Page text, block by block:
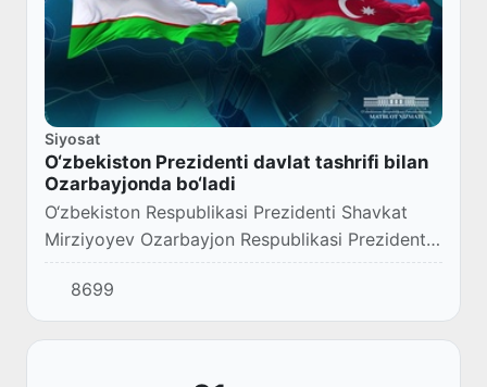
Siyosat
O‘zbekiston Prezidenti davlat tashrifi bilan
Ozarbayjonda bo‘ladi
O‘zbekiston Respublikasi Prezidenti Shavkat
Mirziyoyev Ozarbayjon Respublikasi Prezidenti
Ilhom Aliyevning taklifiga binoan 2-4-iyul kunlari
davlat tashrifi bilan ushbu mamlakatda...
8699